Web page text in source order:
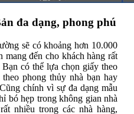
đa dạng, phong phú
sẽ có khoảng hơn 10.000
đến cho khách hàng rất
có thể lựa chọn giấy theo
phong thủy nhà bạn hay
chính vì sự đa dạng mẫu
bó hẹp trong không gian nhà
nhiều trong các nhà hàng,